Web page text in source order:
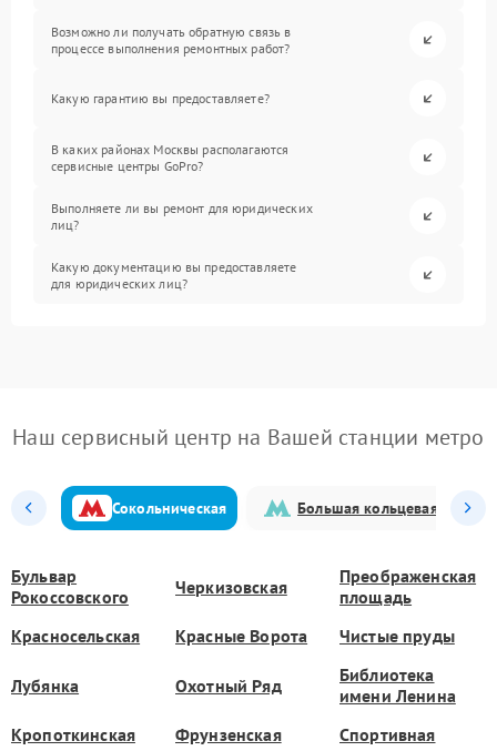
Возможно ли получать обратную связь в
процессе выполнения ремонтных работ?
Какую гарантию вы предоставляете?
В каких районах Москвы располагаются
сервисные центры GoPro?
Выполняете ли вы ремонт для юридических
лиц?
Какую документацию вы предоставляете
для юридических лиц?
Наш сервисный центр на Вашей станции метро
Сокольническая Большая кольцевая
Бульвар
Рокоссовского
Черкизовская
Преображенская
площадь
Красносельская
Красные Ворота Чистые пруды
Лубянка Охотный Ряд
Библиотека
имени Ленина
Кропоткинская
Фрунзенская Спортивная